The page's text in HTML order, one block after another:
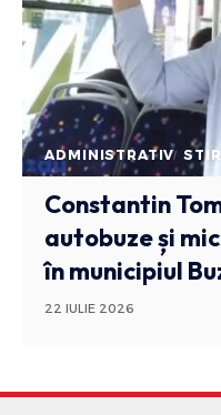
ADMINISTRATIV
Constantin
autobuze și
în municipiul
22 IULIE 2026